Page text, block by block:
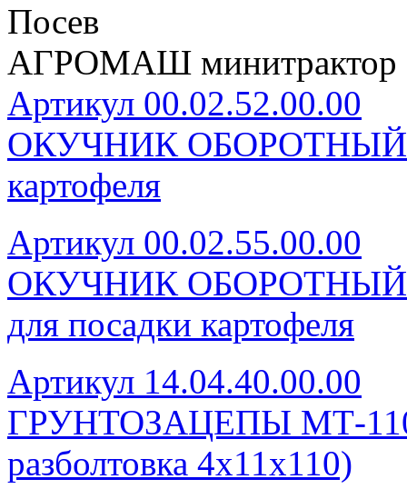
Посев
АГРОМАШ
Артикул 00.02.52.00.00
ОКУЧНИК ОБОРОТНЫЙ
картофеля
Артикул 00.02.55.00.00
ОКУЧНИК
для посадки картофеля
Артикул 14.04.40.00.00
ГРУНТОЗАЦЕПЫ МТ-110
разболтовка 4х11х110)